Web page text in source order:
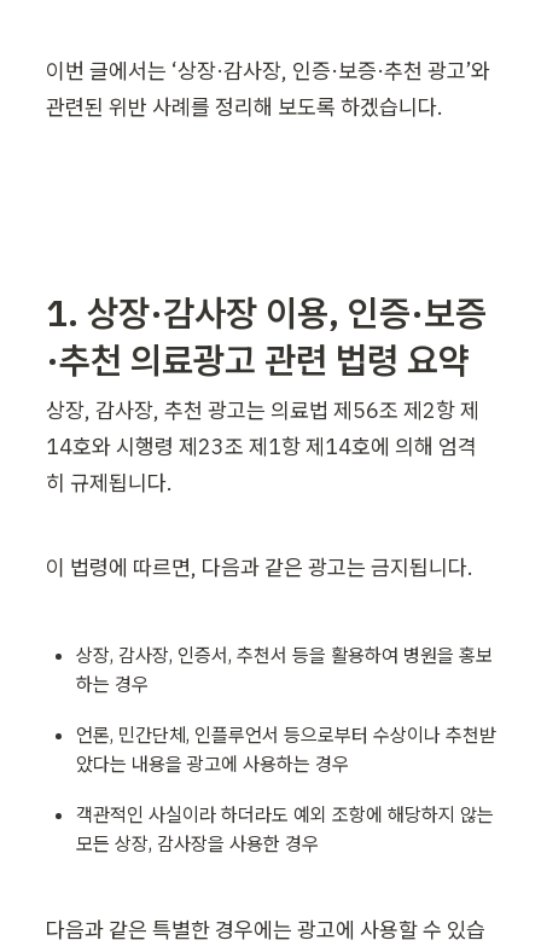
이번 글에서는 ‘상장·감사장, 인증·보증·추천 광고’와
관련된 위반 사례를 정리해 보도록 하겠습니다.
1. 상장·감사장 이용, 인증·보증
·추천 의료광고 관련 법령 요약
상장, 감사장, 추천 광고는 의료법 제56조 제2항 제
14호와 시행령 제23조 제1항 제14호에 의해 엄격
히 규제됩니다.
이 법령에 따르면, 다음과 같은 광고는 금지됩니다.
상장, 감사장, 인증서, 추천서 등을 활용하여 병원을 홍보
하는 경우
언론, 민간단체, 인플루언서 등으로부터 수상이나 추천받
았다는 내용을 광고에 사용하는 경우
객관적인 사실이라 하더라도 예외 조항에 해당하지 않는
모든 상장, 감사장을 사용한 경우
다음과 같은 특별한 경우에는 광고에 사용할 수 있습